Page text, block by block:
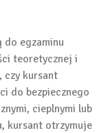
do egzaminu
teoretycznej i
czy kursant
do bezpiecznego
cieplnymi lub
kursant otrzymuje